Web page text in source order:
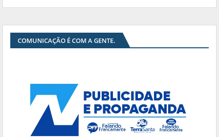
COMUNICAÇÃO É COM A GENTE.